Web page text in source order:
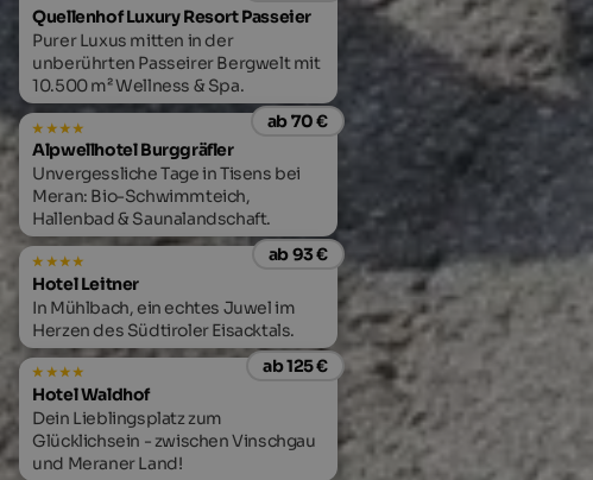
Quellenhof Luxury Resort Passeier
Purer Luxus mitten in der
unberührten Passeirer Bergwelt mit
10.500 m² Wellness & Spa.
ab 70 €
Alpwellhotel Burggräfler
Unvergessliche Tage in Tisens bei
Meran: Bio-Schwimmteich,
Hallenbad & Saunalandschaft.
ab 93 €
Hotel Leitner
In Mühlbach, ein echtes Juwel im
Herzen des Südtiroler Eisacktals.
ab 125 €
Hotel Waldhof
Dein Lieblingsplatz zum
Glücklichsein - zwischen Vinschgau
und Meraner Land!